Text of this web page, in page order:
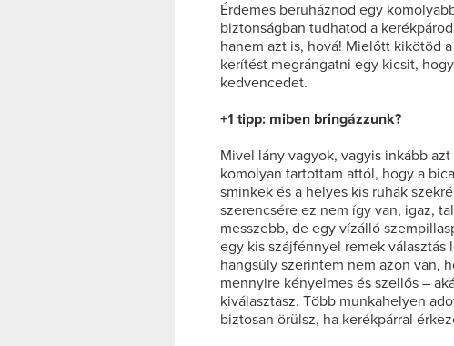
Érdemes beruháznod egy
biztonságban tudhatod a
hanem azt is, hová! Mielőtt kikötöd
kerítést megrángatni egy kicsit,
kedvencedet.
+1 tipp: miben bringázzunk?
Mivel lány vagyok, vagyis inkább
komolyan tartottam attól, hogy a
sminkek és a helyes kis ruhák
szerencsére ez nem így van, igaz,
messzebb, de egy vízálló
egy kis szájfénnyel remek
hangsúly szerintem nem azon van,
mennyire kényelmes és szellős –
kiválasztasz. Több munkahelyen
biztosan örülsz, ha kerékpárral